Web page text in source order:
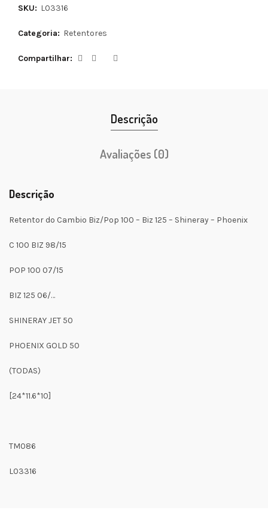
SKU: L03316
Categoria: Retentores
Compartilhar
Descrição
Avaliações (0)
Descrição
Retentor do Cambio Biz/Pop 100 – Biz 125 – Shineray – Phoenix
C 100 BIZ 98/15
POP 100 07/15
BIZ 125 06/…
SHINERAY JET 50
PHOENIX GOLD 50
(TODAS)
[24*11.6*10]
TM086
L03316